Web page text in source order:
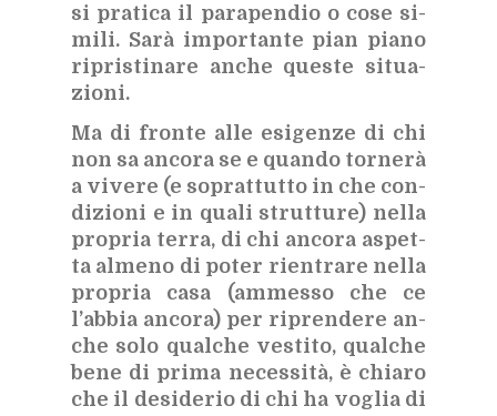
si pra­ti­ca il pa­ra­pen­dio o cose si­
mi­li. Sarà im­por­tan­te pian pia­no
ri­pri­sti­na­re an­che que­ste si­tua­
zio­ni.
Ma di fron­te alle esi­gen­ze di chi
non sa an­co­ra se e quan­do tor­ne­rà
a vi­ve­re (e so­prat­tut­to in che con­
di­zio­ni e in qua­li strut­tu­re) nel­la
pro­pria ter­ra, di chi an­co­ra aspet­
ta al­me­no di po­ter rien­tra­re nel­la
pro­pria casa (am­mes­so che ce
l’ab­bia an­co­ra) per ri­pren­de­re an­
che solo qual­che ve­sti­to, qual­che
bene di pri­ma ne­ces­si­tà, è chia­ro
che il de­si­de­rio di chi ha vo­glia di